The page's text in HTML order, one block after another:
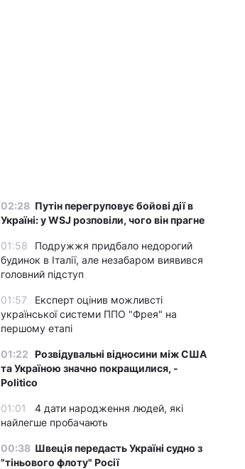
02:28 Путін перегруповує бойові дії в
Україні: у WSJ розповіли, чого він прагне
01:58
Подружжя придбало недорогий
будинок в Італії, але незабаром виявився
головний підступ
01:57
Експерт оцінив можливсті
української системи ППО "Фрея" на
першому етапі
01:22 Розвідувальні відносини між США
та Україною значно покращилися, -
Politico
01:01
4 дати народження людей, які
найлегше пробачають
00:38 Швеція передасть Україні судно з
"тіньового флоту" Росії